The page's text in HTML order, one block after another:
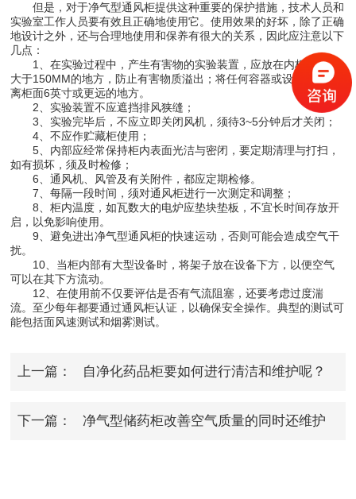
但是，对于净气型通风柜提供这种重要的保护措施，技术人员和
实验室工作人员要有效且正确地使用它。使用效果的好坏，除了正确
地设计之外，还与合理地使用和保养有很大的关系，因此应注意以下
几点：
1、在实验过程中，产生有害物的实验装置，应放在内柜操作口
大于150MM的地方，防止有害物质溢出；将任何容器或设备放在距
离柜面6英寸或更远的地方。
2、实验装置不应遮挡排风狭缝；
3、实验完毕后，不应立即关闭风机，须待3~5分钟后才关闭；
4、不应作贮藏柜使用；
5、内部应经常保持柜内表面光洁与密闭，要定期清理与打扫，
如有损坏，须及时检修；
6、通风机、风管及有关附件，都应定期检修。
7、每隔一段时间，须对通风柜进行一次测定和调整；
8、柜内温度，如瓦数大的电炉应垫块垫板，不宜长时间存放开
启，以免影响使用。
9、避免进出净气型通风柜的快速运动，否则可能会造成空气干
扰。
10、当柜内部有大型设备时，将架子放在设备下方，以便空气
可以在其下方流动。
12、在使用前不仅要评估是否有气流阻塞，还要考虑过度湍
流。至少每年都要通过通风柜认证，以确保安全操作。典型的测试可
能包括面风速测试和烟雾测试。
上一篇： 自净化药品柜要如何进行清洁和维护呢？
下一篇： 净气型储药柜改善空气质量的同时还维护